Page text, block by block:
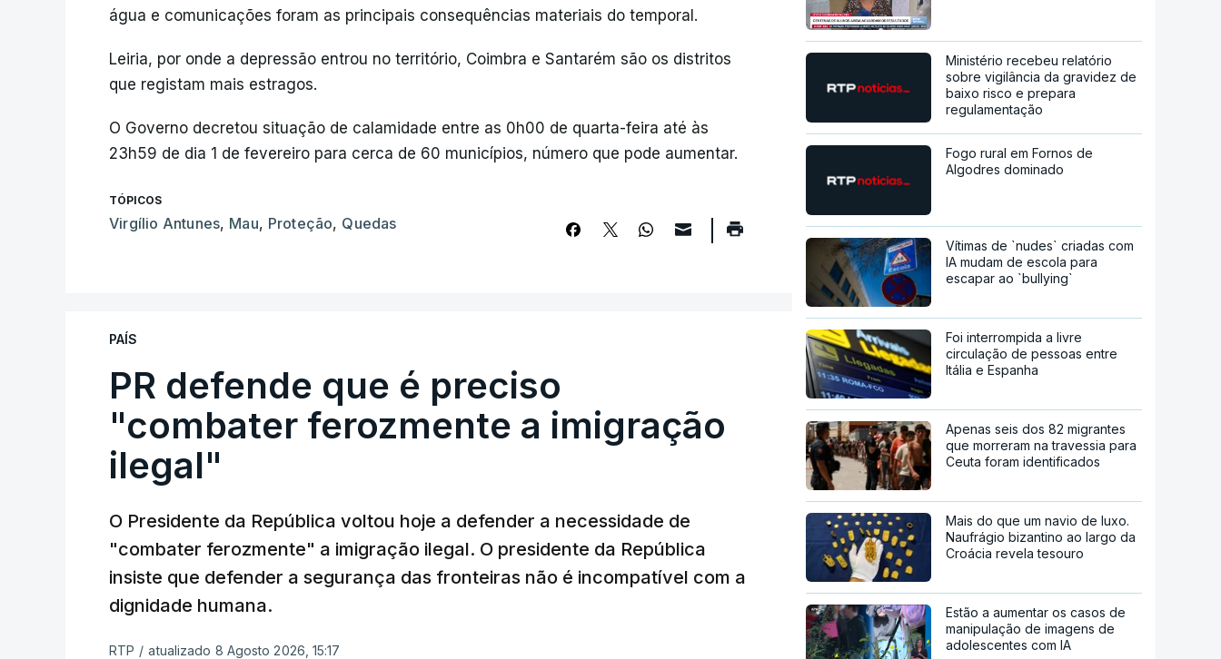
água e comunicações foram as principais consequências materiais do temporal.
Leiria, por onde a depressão entrou no território, Coimbra e Santarém são os distritos
que registam mais estragos.
O Governo decretou situação de calamidade entre as 0h00 de quarta-feira até às
23h59 de dia 1 de fevereiro para cerca de 60 municípios, número que pode aumentar.
TÓPICOS
Virgílio Antunes, Mau, Proteção, Quedas
PAÍS
PR defende que é preciso
"combater ferozmente a imigração
ilegal"
O Presidente da República voltou hoje a defender a necessidade de
"combater ferozmente" a imigração ilegal. O presidente da República
insiste que defender a segurança das fronteiras não é incompatível com a
dignidade humana.
RTP / atualizado 8 Agosto 2026, 15:17
Ministério recebeu relatório
sobre vigilância da gravidez de
baixo risco e prepara
regulamentação
Fogo rural em Fornos de
Algodres dominado
Vítimas de `nudes` criadas com
IA mudam de escola para
escapar ao `bullying`
Foi interrompida a livre
circulação de pessoas entre
Itália e Espanha
Apenas seis dos 82 migrantes
que morreram na travessia para
Ceuta foram identificados
Mais do que um navio de luxo.
Naufrágio bizantino ao largo da
Croácia revela tesouro
Estão a aumentar os casos de
manipulação de imagens de
adolescentes com IA